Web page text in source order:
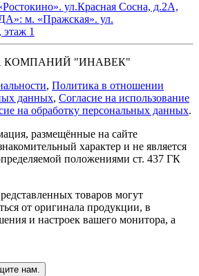
ул.Красная Сосна, д.2А,
м. «Пражская». ул.
этаж 1
КОМПАНИЙ "ИНАВЕК"
, Политика в отношении
данных, Cогласие на использование
на обработку персональных данных.
размещённые на сайте
характер и не является
положениями ст. 437 ГК
товаров могут
от оригинала продукции, в
и настроек вашего монитора, а
нам.